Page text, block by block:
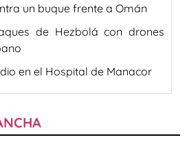
un buque frente a Omán
de Hezbolá con drones
en el Hospital de Manacor